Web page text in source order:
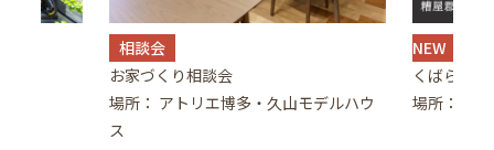
NEW MODEL HOUSE
くばらの杜Ⅱモデルハウス
場所： 福岡県糟屋郡久山町大字久原
土地情報
糟屋郡久
筑紫野市